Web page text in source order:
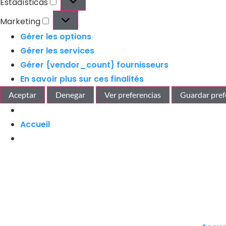
Marketing
Gérer les options
Gérer les services
Gérer {vendor_count} fournisseurs
En savoir plus sur ces finalités
Aceptar Denegar Ver preferencias Guardar
Accueil